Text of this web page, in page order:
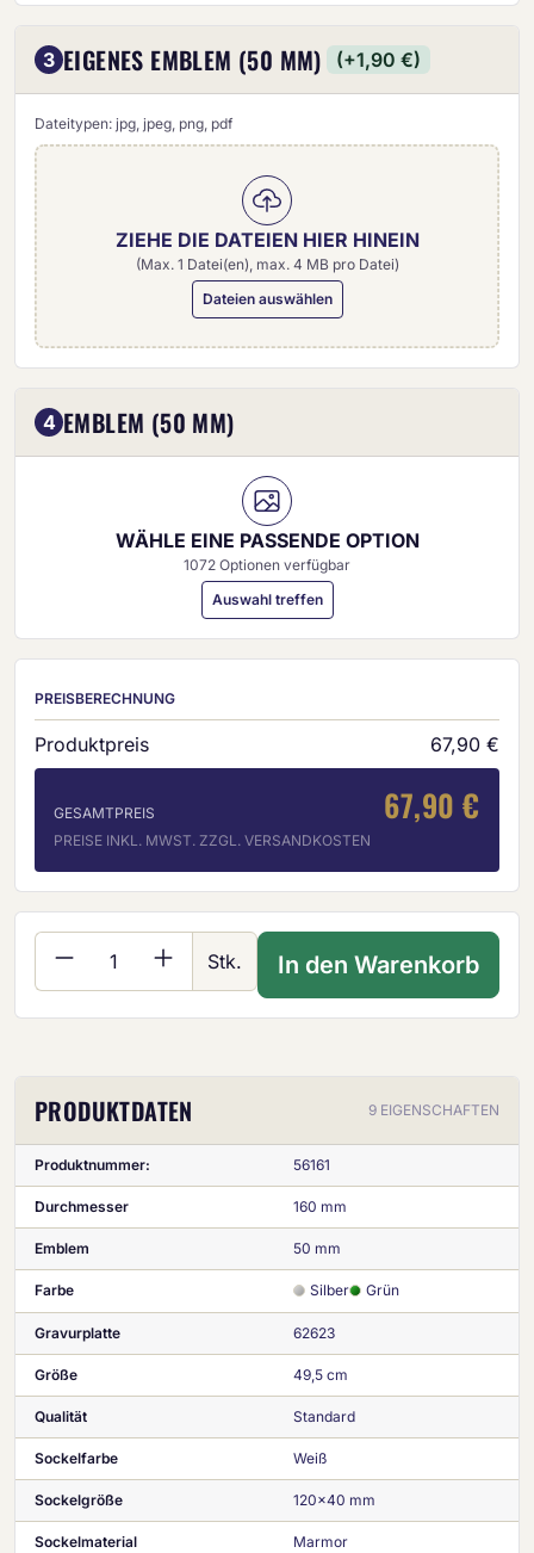
3 EIGENES EMBLEM (50 MM) (+1,90 €)
Dateitypen: jpg, jpeg, png, pdf
ZIEHE DIE DATEIEN HIER HINEIN
(Max. 1 Datei(en), max. 4 MB pro Datei)
Dateien auswählen
4 EMBLEM (50 MM)
WÄHLE EINE PASSENDE OPTION
1072 Optionen verfügbar
Auswahl treffen
PREISBERECHNUNG
Produktpreis 67,90 €
GESAMTPREIS 67,90 €
PREISE INKL. MWST. ZZGL. VERSANDKOSTEN
Produkt Anzahl: Gib den gewünschten
Stk. In den Warenkorb
PRODUKTDATEN 9 EIGENSCHAFTEN
Produktnummer: 56161
Durchmesser 160 mm
Emblem 50 mm
Farbe Silber Grün
Gravurplatte 62623
Größe 49,5 cm
Qualität Standard
Sockelfarbe Weiß
Sockelgröße 120x40 mm
Sockelmaterial Marmor